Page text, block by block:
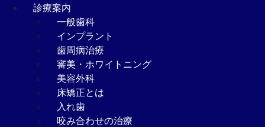
診療案内
一般歯科
インプラント
歯周病治療
審美・ホワイトニング
美容外科
床矯正とは
入れ歯
咬み合わせの治療